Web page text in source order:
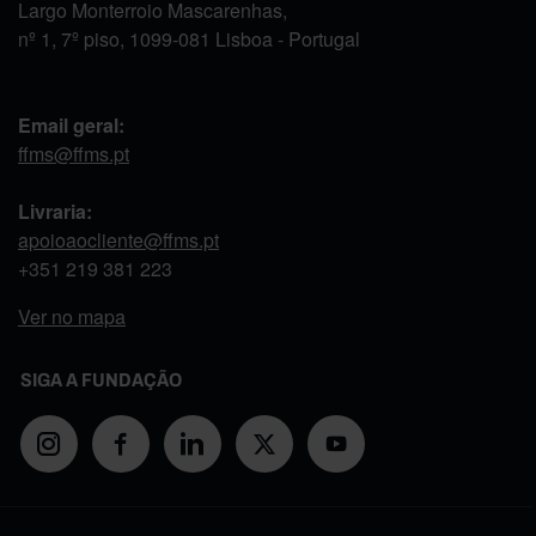
Largo Monterroio Mascarenhas,
nº 1, 7º piso, 1099-081 Lisboa - Portugal
Email geral:
ffms@ffms.pt
Livraria:
apoioaocliente@ffms.pt
+351 219 381 223
Ver no mapa
SIGA A FUNDAÇÃO